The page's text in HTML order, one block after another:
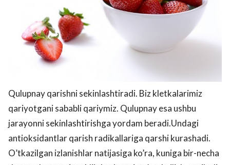
Qulupnay qarishni sekinlashtiradi. Biz kletkalarimiz
qariyotgani sababli qariymiz. Qulupnay esa ushbu
jarayonni sekinlashtirishga yordam beradi.Undagi
antioksidantlar qarish radikallariga qarshi kurashadi.
O’tkazilgan izlanishlar natijasiga ko’ra, kuniga bir-necha